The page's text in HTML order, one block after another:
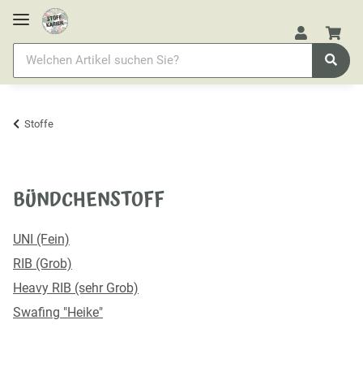
Stoffe
BÜNDCHENSTOFF
UNI (Fein)
RIB (Grob)
Heavy RIB (sehr Grob)
Swafing "Heike"